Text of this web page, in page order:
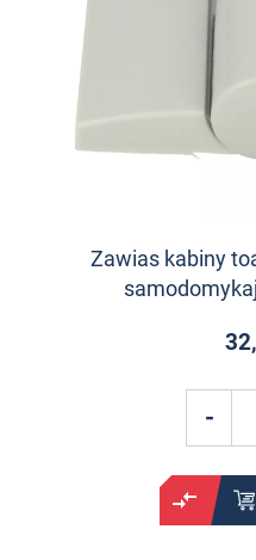
Zawias kabiny